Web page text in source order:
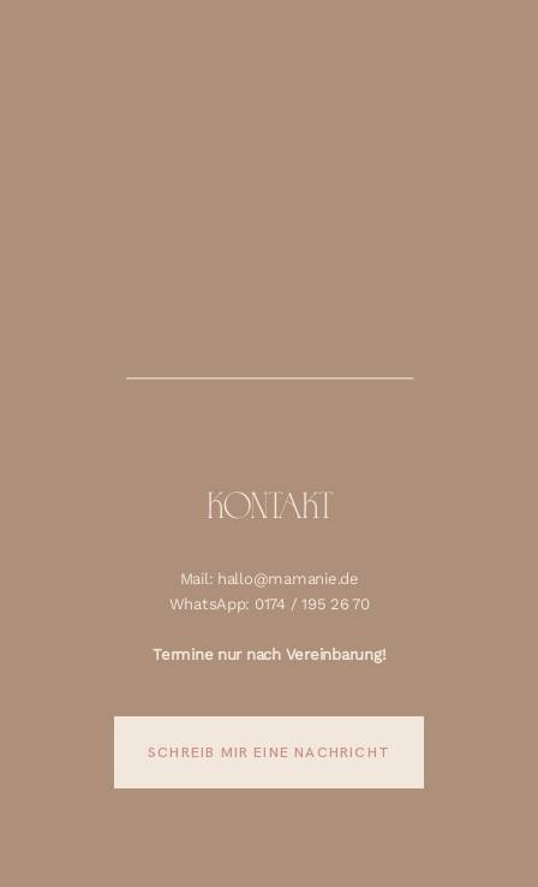
KONTAKT
Mail: hallo@mamanie.de
WhatsApp: 0174 / 195 26 70
Termine nur nach Vereinbarung!
SCHREIB MIR EINE NACHRICHT